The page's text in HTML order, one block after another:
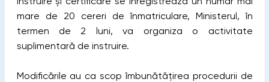
mare de 20 cereri de înmatriculare, Ministerul, în
termen de 2 luni, va organiza o activitate
suplimentară de instruire.
Modificările au ca scop îmbunătățirea procedurii de